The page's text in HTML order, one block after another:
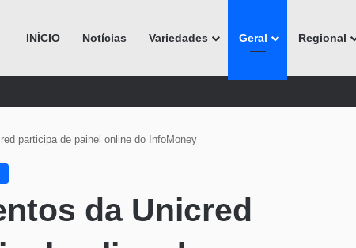
INÍCIO Notícias Variedades Geral Regional
participa de painel online do InfoMoney
da Unicred